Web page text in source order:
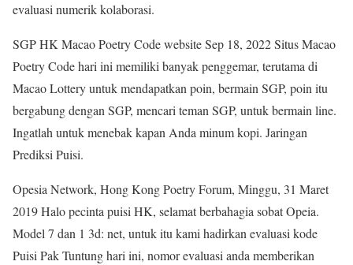
evaluasi numerik kolaborasi.
SGP HK Macao Poetry Code website Sep 18, 2022 Situs Macao
Poetry Code hari ini memiliki banyak penggemar, terutama di
Macao Lottery untuk mendapatkan poin, bermain SGP, poin itu
bergabung dengan SGP, mencari teman SGP, untuk bermain line.
Ingatlah untuk menebak kapan Anda minum kopi. Jaringan
Prediksi Puisi.
Opesia Network, Hong Kong Poetry Forum, Minggu, 31 Maret
2019 Halo pecinta puisi HK, selamat berbahagia sobat Opeia.
Model 7 dan 1 3d: net, untuk itu kami hadirkan evaluasi kode
Puisi Pak Tuntung hari ini, nomor evaluasi anda memberikan